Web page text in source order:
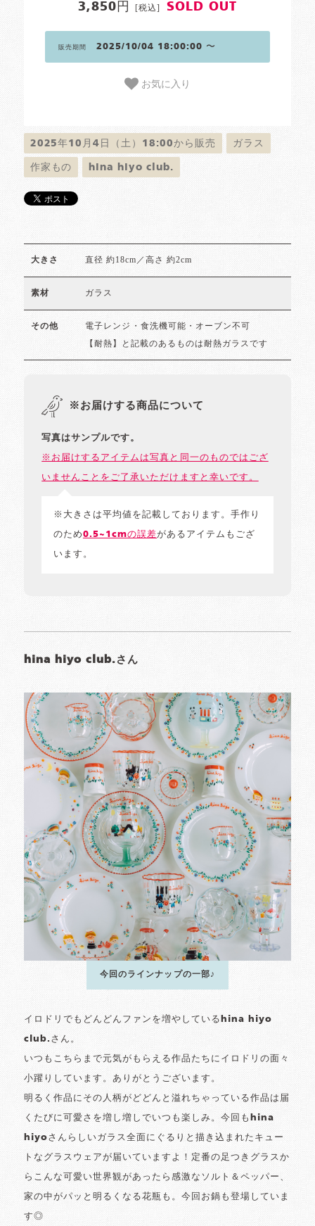
3,850円 [税込] SOLD OUT
販売期間 2025/10/04 18:00:00 〜
お気に入り
2025年10月4日（土）18:00から販売 ガラス
作家もの hina hiyo club.
大きさ 直径 約18cm／高さ 約2cm
素材 ガラス
その他 電子レンジ・食洗機可能・オーブン不可
【耐熱】と記載のあるものは耐熱ガラスです
※お届けする商品について
写真はサンプルです。
※お届けするアイテムは写真と同一のものではござ
いませんことをご了承いただけますと幸いです。
※大きさは平均値を記載しております。手作り
のため0.5~1cmの誤差があるアイテムもござ
います。
hina hiyo club.さん
今回のラインナップの一部♪
イロドリでもどんどんファンを増やしているhina hiyo
club.さん。
いつもこちらまで元気がもらえる作品たちにイロドリの面々
小躍りしています。ありがとうございます。
明るく作品にその人柄がどどんと溢れちゃっている作品は届
くたびに可愛さを増し増しでいつも楽しみ。今回もhina
hiyoさんらしいガラス全面にぐるりと描き込まれたキュー
トなグラスウェアが届いていますよ！定番の足つきグラスか
らこんな可愛い世界観があったら感激なソルト＆ペッパー、
家の中がパッと明るくなる花瓶も。今回お鍋も登場していま
す◎